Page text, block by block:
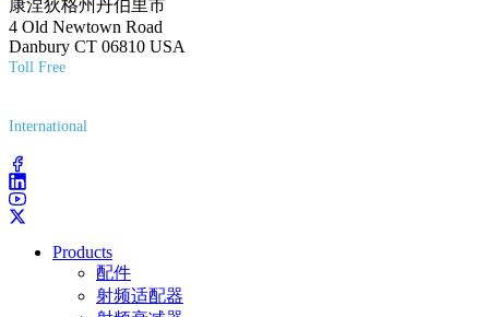
康涅狄格州丹伯里市
4 Old Newtown Road
Danbury CT 06810 USA
Toll Free
International
Products
配件
射频适配器